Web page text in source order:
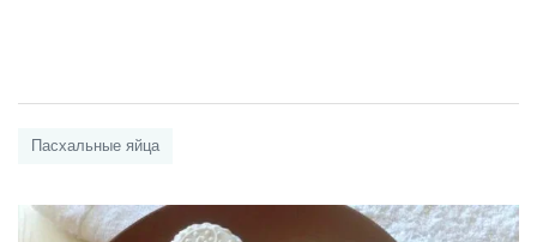
Пасхальные яйца